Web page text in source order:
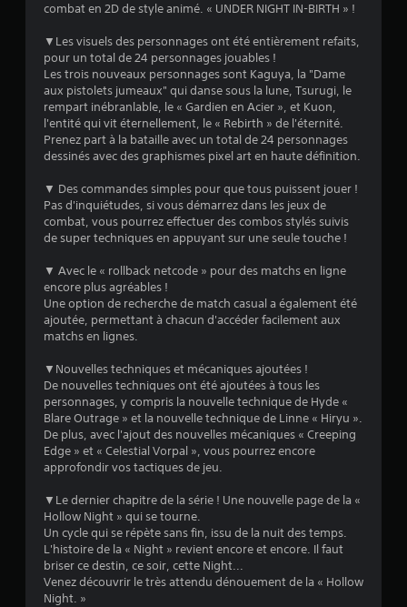
9
a
v
i
s
)
combat en 2D de style animé. « UNDER NIGHT IN-BIRTH » !
▼Les visuels des personnages ont été entièrement refaits,
pour un total de 24 personnages jouables !
Les trois nouveaux personnages sont Kaguya, la "Dame
aux pistolets jumeaux" qui danse sous la lune, Tsurugi, le
rempart inébranlable, le « Gardien en Acier », et Kuon,
l'entité qui vit éternellement, le « Rebirth » de l'éternité.
Prenez part à la bataille avec un total de 24 personnages
dessinés avec des graphismes pixel art en haute définition.
▼ Des commandes simples pour que tous puissent jouer !
Pas d'inquiétudes, si vous démarrez dans les jeux de
combat, vous pourrez effectuer des combos stylés suivis
de super techniques en appuyant sur une seule touche !
▼ Avec le « rollback netcode » pour des matchs en ligne
encore plus agréables !
Une option de recherche de match casual a également été
ajoutée, permettant à chacun d'accéder facilement aux
matchs en lignes.
▼Nouvelles techniques et mécaniques ajoutées !
De nouvelles techniques ont été ajoutées à tous les
personnages, y compris la nouvelle technique de Hyde «
Blare Outrage » et la nouvelle technique de Linne « Hiryu ».
De plus, avec l'ajout des nouvelles mécaniques « Creeping
Edge » et « Celestial Vorpal », vous pourrez encore
approfondir vos tactiques de jeu.
▼Le dernier chapitre de la série ! Une nouvelle page de la «
Hollow Night » qui se tourne.
Un cycle qui se répète sans fin, issu de la nuit des temps.
L'histoire de la « Night » revient encore et encore. Il faut
briser ce destin, ce soir, cette Night...
Venez découvrir le très attendu dénouement de la « Hollow
Night. »